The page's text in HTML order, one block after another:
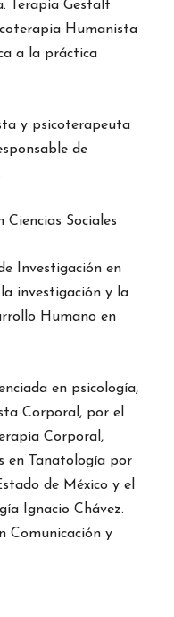
Terapia Gestalt
Humanista
a la práctica
y psicoterapeuta
de
Ciencias Sociales
Investigación en
investigación y la
Humano en
en psicología,
Corporal, por el
Corporal,
en Tanatología por
de México y el
Ignacio Chávez.
Comunicación y